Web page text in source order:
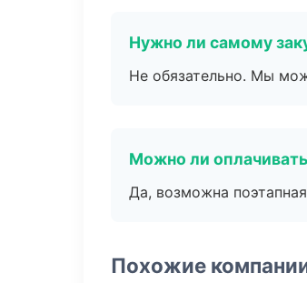
Нужно ли самому
Не обязательно. Мы
Можно ли
Да, возможна
Похожие